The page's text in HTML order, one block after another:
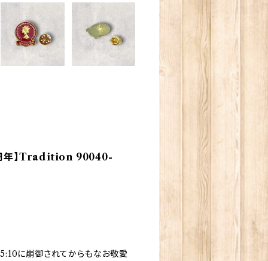
周年】Tradition 90040-
に崩御されてからもなお敬愛